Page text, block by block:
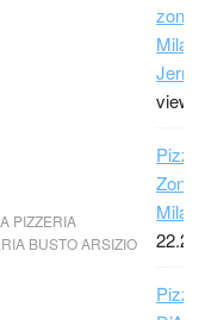
PIZZERIA
BUSTO ARSIZIO
Jerry